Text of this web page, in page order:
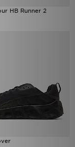
HB Runner 2